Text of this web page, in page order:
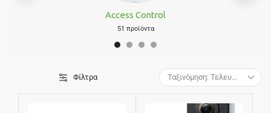
Access Control
51 προϊόντα
Φίλτρα